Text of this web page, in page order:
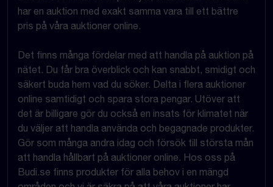
har en auktion med exakt samma vara till ett bättre
pris på våra auktioner online.
Det finns många fördelar med att handla på auktion på
nätet. Du får bra överblick och kan snabbt, smidigt och
säkert buda hem vad du söker. Delta i flera auktioner
online samtidigt och spara stora pengar. Utöver att
det är billigare gör du också en insats för klimatet när
du väljer att handla använda och begagnade produkter.
Gör som många andra idag och försök till största mån
att handla hållbart på auktioner online. Hos oss på
Budi.se finns produkter för alla behov i en mängd